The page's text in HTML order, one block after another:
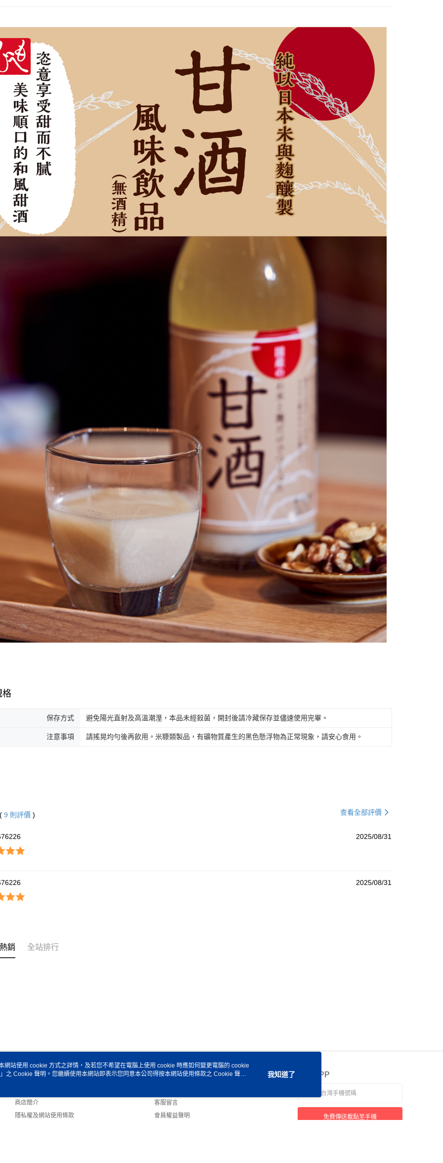
是否繳費成功／繳費後需取消欲退款等相關疑問，請聯繫「AFTEE先享後
https://netprotections.freshdesk.com/support/home
【注意事項】
１．透過由恩沛科技股份有限公司提供之「AFTEE先享後付」服務完成之
交易，需依本服務之必要範圍內提供個人資料，並將交易相關給付款項請
求債權轉讓予恩沛科技股份有限公司。
２．關於個人資料處理事宜，請瀏覽以下網址：
https://aftee.tw/terms/#terms3
３．未成年的使用者請事先徵得法定代理人或監護人之同意方可使用
「AFTEE先享後付」，若未經同意申辦者引起之損失，本公司不負相關責
４．使用「AFTEE先享後付」時，將依據個別帳號之用戶狀況，依本公司
即時審查核予不同之上限額度；若仍有額度不足之情形，本公司將視審查
結果請求用戶進行身份認證。
５．嚴禁一人註冊多個帳號或使用他人資訊註冊。若發現惡意使用之情
形，恩沛科技股份有限公司將有權停止該用戶之使用額度並採取法律行
動。
格
保存方式 避免陽光直射及高溫潮溼，本品未經殺菌，開封後請冷藏保存並儘速使用完畢。
注意事項 請搖晃均勻後再飲用。米糠類製品，有礦物質產生的黑色懸浮物為正常現象，請安心食用。
( 9 則評價 ) 查看全部評價
2025/08/31
2025/08/31
銷 全站排行
關於我們
商店簡介
隱私權及網站使用條款
客服資訊
客服留言
會員權益聲明
官方APP
免費傳送載點至手機
網站使用 cookie 方式之詳情，及若您不希望在電腦上使用 cookie 時應如何變更電腦的 cookie
」之 Cookie 聲明。您繼續使用本網站即表示您同意本公司得按本網站使用條款之 Cookie 聲明
我知道了